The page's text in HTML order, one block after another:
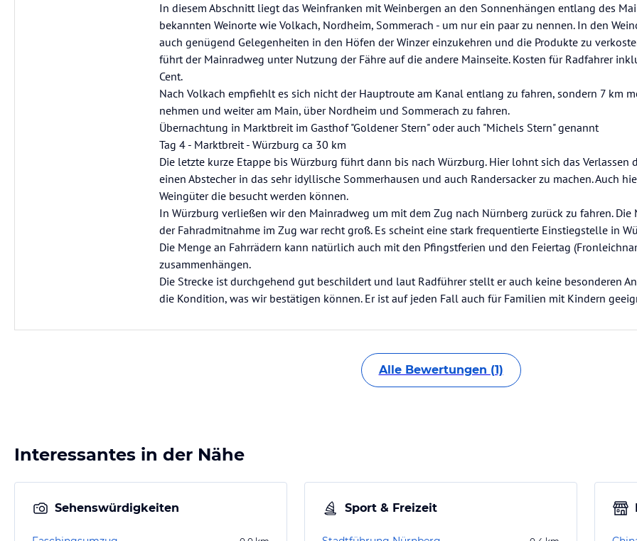
In diesem Abschnitt liegt das Weinfranken mit Weinbergen an den Sonnenhängen entlang des
bekannten Weinorte wie Volkach, Nordheim, Sommerach - um nur ein paar zu nennen. In den
auch genügend Gelegenheiten in den Höfen der Winzer einzukehren und die Produkte zu
führt der Mainradweg unter Nutzung der Fähre auf die andere Mainseite. Kosten für Radfahrer
Cent.
Nach Volkach empfiehlt es sich nicht der Hauptroute am Kanal entlang zu fahren, sondern 7 km
nehmen und weiter am Main, über Nordheim und Sommerach zu fahren.
Übernachtung in Marktbreit im Gasthof "Goldener Stern" oder auch "Michels Stern" genannt
Tag 4 - Marktbreit - Würzburg ca 30 km
Die letzte kurze Etappe bis Würzburg führt dann bis nach Würzburg. Hier lohnt sich das Verlassen
einen Abstecher in das sehr idyllische Sommerhausen und auch Randersacker zu machen. Auch
Weingüter die besucht werden können.
In Würzburg verließen wir den Mainradweg um mit dem Zug nach Nürnberg zurück zu fahren. Die
der Fahradmitnahme im Zug war recht groß. Es scheint eine stark frequentierte Einstiegstelle in
Die Menge an Fahrrädern kann natürlich auch mit den Pfingstferien und den Feiertag
zusammenhängen.
Die Strecke ist durchgehend gut beschildert und laut Radführer stellt er auch keine besonderen
die Kondition, was wir bestätigen können. Er ist auf jeden Fall auch für Familien mit Kindern
Alle Bewertungen (1)
Interessantes in der Nähe
Sehenswürdigkeiten Sport & Freizeit